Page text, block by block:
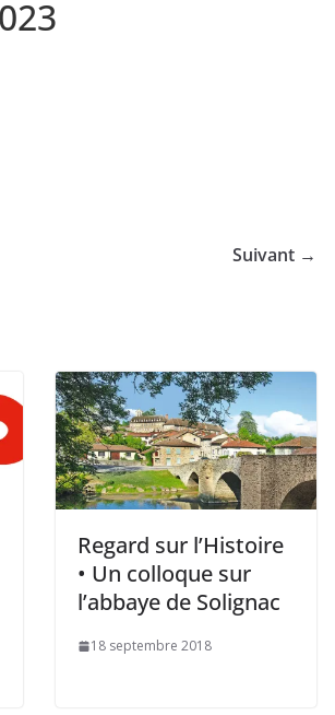
Suivant →
Regard sur l’Histoire
• Un colloque sur
l’abbaye de Solignac
18 septembre 2018